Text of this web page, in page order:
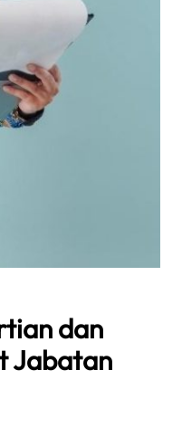
dan
Jabatan